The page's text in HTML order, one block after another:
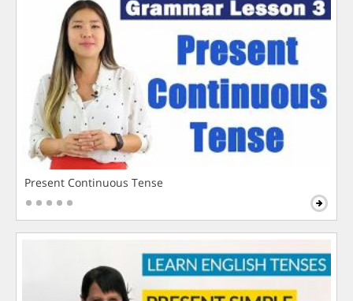
Present Continuous Tense